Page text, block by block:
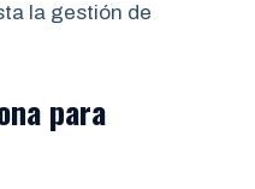
la gestión de
para